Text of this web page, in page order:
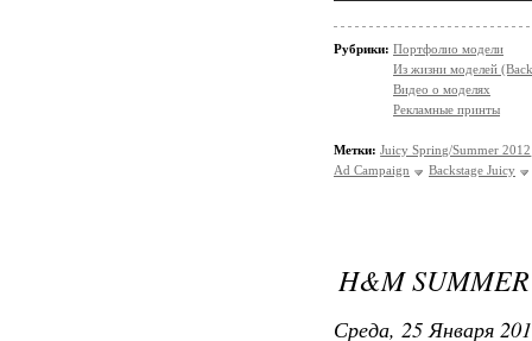
Рубрики: Портфолио модели
Из жизни моделей
Видео о моделях
Рекламные принты
Метки: Juicy Spring/Summer 2012
Ad Campaign
Backstage Juicy
H&M
Среда, 25 Января